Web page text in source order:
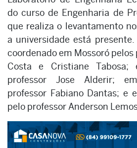
do curso de Engenharia de
que realiza o levantamento
a universidade está
coordenado em Mossoró pelos
Costa e Cristiane Tabosa;
professor Jose Alderir;
professor Fabiano Dantas; e
pelo professor Anderson